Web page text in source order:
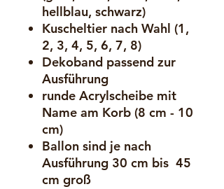
hellblau, schwarz)
Kuscheltier nach Wahl (1,
2, 3, 4, 5, 6, 7, 8)
Dekoband passend zur
Ausführung
runde Acrylscheibe mit
Name am Korb (8 cm - 10
cm)
Ballon sind je nach
Ausführung 30 cm bis 45
cm groß